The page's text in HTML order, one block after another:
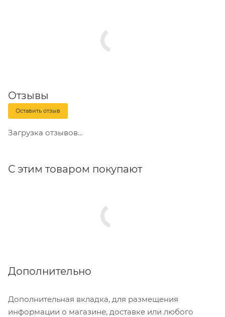
Отзывы
Оставить отзыв
Загрузка отзывов...
С этим товаром покупают
Дополнительно
Дополнительная вкладка, для размещения
информации о магазине, доставке или любого